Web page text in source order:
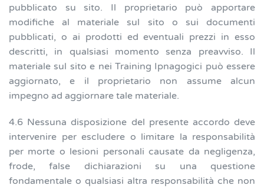
pubblicato su sito. Il proprietario può apportare
modifiche al materiale sul sito o sui documenti
pubblicati, o ai prodotti ed eventuali prezzi in esso
descritti, in qualsiasi momento senza preavviso. Il
materiale sul sito e nei Training Ipnagogici può essere
aggiornato, e il proprietario non assume alcun
impegno ad aggiornare tale materiale.
4.6 Nessuna disposizione del presente accordo deve
intervenire per escludere o limitare la responsabilità
per morte o lesioni personali causate da negligenza,
frode, false dichiarazioni su una questione
fondamentale o qualsiasi altra responsabilità che non